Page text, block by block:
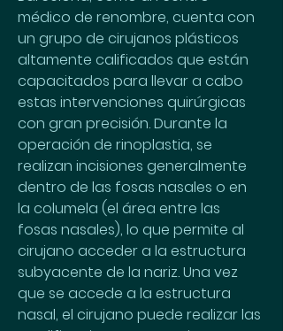
médico de renombre, cuenta con
un grupo de cirujanos plásticos
altamente calificados que están
capacitados para llevar a cabo
estas intervenciones quirúrgicas
con gran precisión. Durante la
operación de rinoplastia, se
realizan incisiones generalmente
dentro de las fosas nasales o en
la columela (el área entre las
fosas nasales), lo que permite al
cirujano acceder a la estructura
subyacente de la nariz. Una vez
que se accede a la estructura
nasal, el cirujano puede realizar las